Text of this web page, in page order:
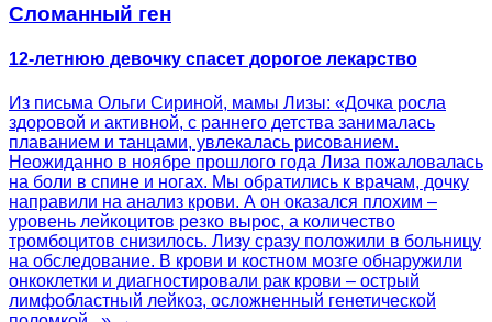
Сломанный ген
12-летнюю девочку спасет дорогое лекарство
Из письма Ольги Сириной, мамы Лизы: «Дочка росла
здоровой и активной, с раннего детства занималась
плаванием и танцами, увлекалась рисованием.
Неожиданно в ноябре прошлого года Лиза пожаловалась
на боли в спине и ногах. Мы обратились к врачам, дочку
направили на анализ крови. А он оказался плохим –
уровень лейкоцитов резко вырос, а количество
тромбоцитов снизилось. Лизу сразу положили в больницу
на обследование. В крови и костном мозге обнаружили
онкоклетки и диагностировали рак крови – острый
лимфобластный лейкоз, осложненный генетической